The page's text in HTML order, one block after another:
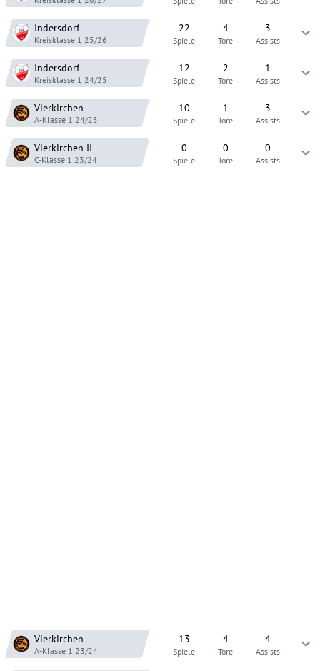
Indersdorf
Kreisklasse 1 25/26
22
Spiele
4
Tore
3
Assists
Indersdorf
Kreisklasse 1 24/25
12
Spiele
2
Tore
1
Assists
Vierkirchen
A-Klasse 1 24/25
10
Spiele
1
Tore
3
Assists
Vierkirchen II
C-Klasse 1 23/24
0
Spiele
0
Tore
0
Assists
Vierkirchen
A-Klasse 1 23/24
13
Spiele
4
Tore
4
Assists